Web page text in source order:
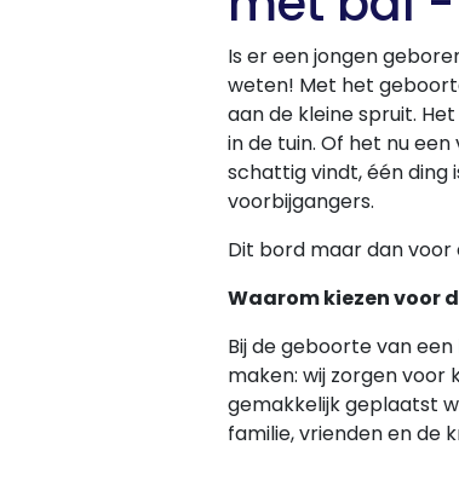
Is er een jongen
weten! Met het
aan de kleine spruit.
in de tuin. Of het nu
schattig vindt, één
voorbijgangers.
Dit bord maar dan voor
Waarom kiezen voor
Bij de geboorte van
maken: wij zorgen
gemakkelijk geplaatst
familie, vrienden en de